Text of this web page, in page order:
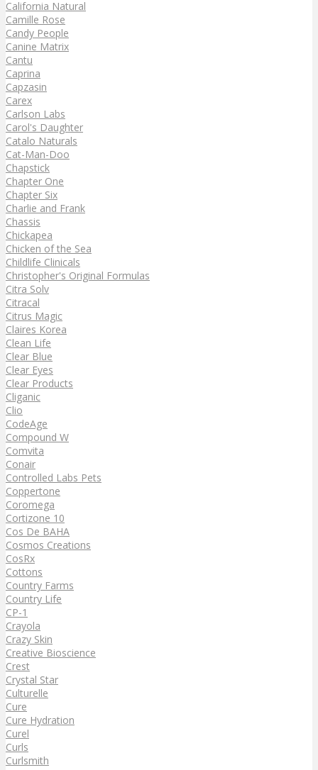
California Natural
Camille Rose
Candy People
Canine Matrix
Cantu
Caprina
Capzasin
Carex
Carlson Labs
Carol's Daughter
Catalo Naturals
Cat-Man-Doo
Chapstick
Chapter One
Chapter Six
Charlie and Frank
Chassis
Chickapea
Chicken of the Sea
Childlife Clinicals
Christopher's Original Formulas
Citra Solv
Citracal
Citrus Magic
Claires Korea
Clean Life
Clear Blue
Clear Eyes
Clear Products
Cliganic
Clio
CodeAge
Compound W
Comvita
Conair
Controlled Labs Pets
Coppertone
Coromega
Cortizone 10
Cos De BAHA
Cosmos Creations
CosRx
Cottons
Country Farms
Country Life
CP-1
Crayola
Crazy Skin
Creative Bioscience
Crest
Crystal Star
Culturelle
Cure
Cure Hydration
Curel
Curls
Curlsmith